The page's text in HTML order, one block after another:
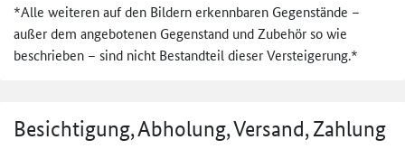
*Alle weiteren auf den Bildern erkennbaren Gegenstände –
außer dem angebotenen Gegenstand und Zubehör so wie
beschrieben – sind nicht Bestandteil dieser Versteigerung.*
Besichtigung, Abholung, Versand, Zahlung